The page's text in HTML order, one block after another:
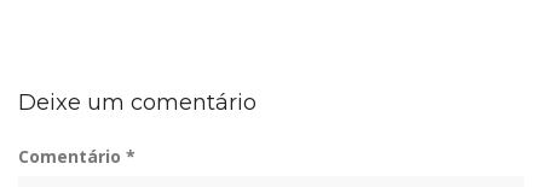
Deixe um comentário
Comentário *